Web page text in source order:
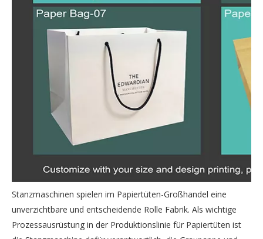
Stanzmaschinen spielen im Papiertüten-Großhandel eine
unverzichtbare und entscheidende Rolle Fabrik. Als wichtige
Prozessausrüstung in der Produktionslinie für Papiertüten ist